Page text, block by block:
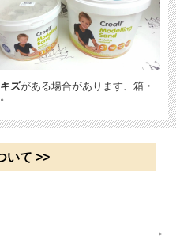
キズがある場合があります、箱・
。
いて >>